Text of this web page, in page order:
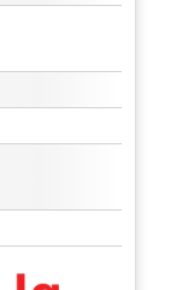
BY 4.0.